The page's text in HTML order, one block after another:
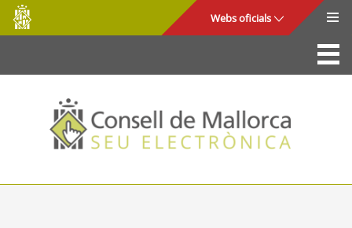
Salta al contingut principal
Consell
de
Mallorca
Webs oficials
La Seu
Consell de Mallorca
Accés i seguretat
Utilitats